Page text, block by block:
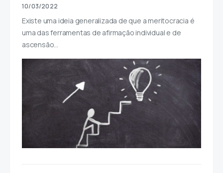
10/03/2022
Existe uma ideia generalizada de que a meritocracia é
uma das ferramentas de afirmação individual e de
ascensão…